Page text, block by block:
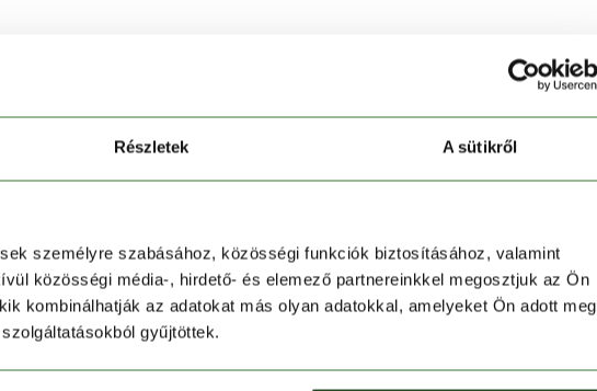
Részletek A sütikről
személyre szabásához, közösségi funkciók biztosításához, valamint
közösségi média-, hirdető- és elemező partnereinkkel megosztjuk az Ön
kombinálhatják az adatokat más olyan adatokkal, amelyeket Ön adott meg
gyűjtöttek.